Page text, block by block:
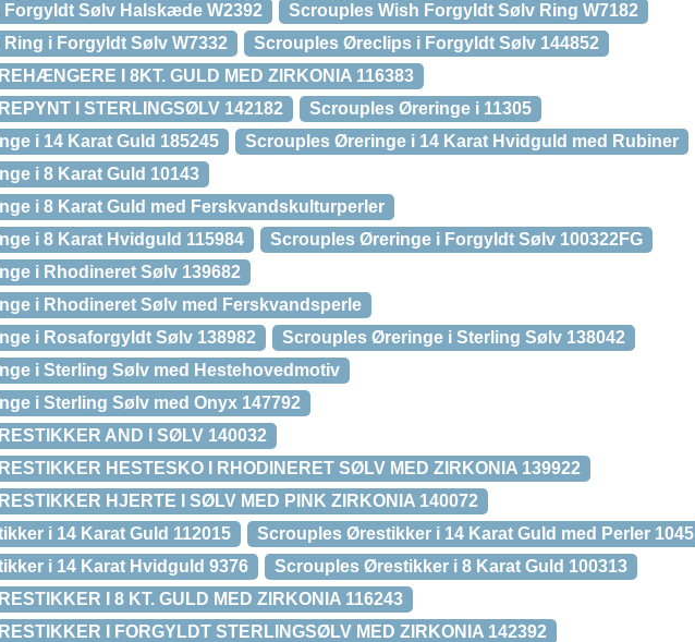
Sølv Halskæde W2392
Scrouples Wish Forgyldt Sølv Ring W7182
i Forgyldt Sølv W7332
Scrouples Øreclips i Forgyldt Sølv 144852
I 8KT. GULD MED ZIRKONIA 116383
I STERLINGSØLV 142182
Scrouples Øreringe i 11305
i 14 Karat Guld 185245
Scrouples Øreringe i 14 Karat Hvidguld med Rubiner
i 8 Karat Guld 10143
i 8 Karat Guld med Ferskvandskulturperler
i 8 Karat Hvidguld 115984
Scrouples Øreringe i Forgyldt Sølv 100322FG
i Rhodineret Sølv 139682
i Rhodineret Sølv med Ferskvandsperle
i Rosaforgyldt Sølv 138982
Scrouples Øreringe i Sterling Sølv 138042
i Sterling Sølv med Hestehovedmotiv
i Sterling Sølv med Onyx 147792
AND I SØLV 140032
HESTESKO I RHODINERET SØLV MED ZIRKONIA 139922
HJERTE I SØLV MED PINK ZIRKONIA 140072
i 14 Karat Guld 112015
Scrouples Ørestikker i 14 Karat Guld med Perler 1045
i 14 Karat Hvidguld 9376
Scrouples Ørestikker i 8 Karat Guld 100313
I 8 KT. GULD MED ZIRKONIA 116243
I FORGYLDT STERLINGSØLV MED ZIRKONIA 142392